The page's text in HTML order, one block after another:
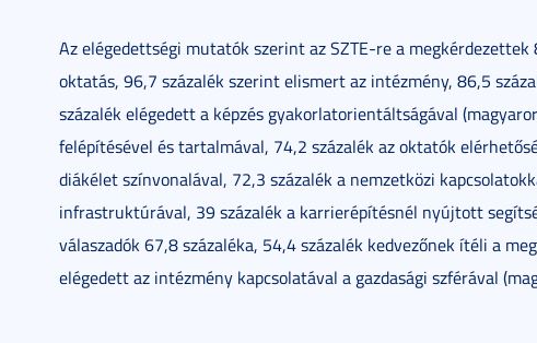
Az elégedettségi mutatók szerint az SZTE-re a
oktatás, 96,7 százalék szerint elismert az intézmény, 86,5
százalék elégedett a képzés gyakorlatorientáltságával
felépítésével és tartalmával, 74,2 százalék az oktatók
diákélet színvonalával, 72,3 százalék a nemzetközi
infrastruktúrával, 39 százalék a karrierépítésnél nyújtott
válaszadók 67,8 százaléka, 54,4 százalék kedvezőnek ítéli a
elégedett az intézmény kapcsolatával a gazdasági szférával